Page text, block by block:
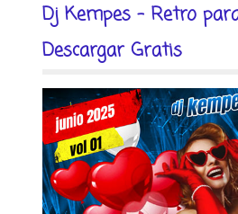
Dj Kempes - Retro
Descargar Gratis